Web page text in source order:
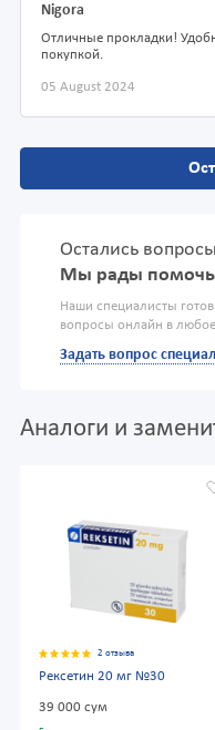
Nigora
Отличные прокладки!
покупкой.
05 August 2024
Остались
Мы рады помочь
Наши специалисты
вопросы онлайн в
Задать вопрос
Аналоги и
2 отзыва
Рексетин 20 мг №30
39 000 сум